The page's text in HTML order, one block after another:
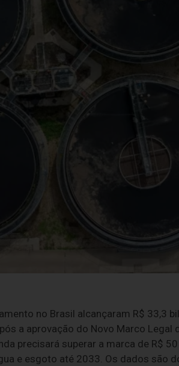
no Brasil alcançaram R$ 33,3
a aprovação do Novo Marco Legal
precisará superar a marca de R$
e esgoto até 2033. Os dados são